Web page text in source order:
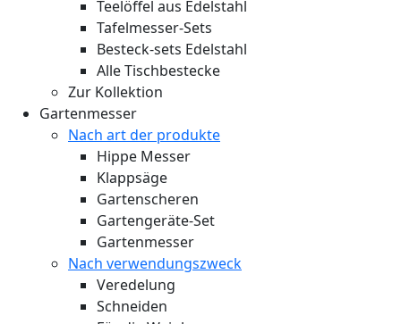
Teelöffel aus Edelstahl
Tafelmesser-Sets
Besteck-sets Edelstahl
Alle Tischbestecke
Zur Kollektion
Gartenmesser
Nach art der produkte
Hippe Messer
Klappsäge
Gartenscheren
Gartengeräte-Set
Gartenmesser
Nach verwendungszweck
Veredelung
Schneiden